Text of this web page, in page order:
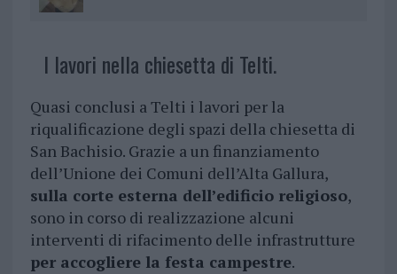
I lavori nella chiesetta di Telti.
Quasi conclusi a Telti i lavori per la
riqualificazione degli spazi della chiesetta di
San Bachisio. Grazie a un finanziamento
dell’Unione dei Comuni dell’Alta Gallura,
sulla corte esterna dell’edificio religioso,
sono in corso di realizzazione alcuni
interventi di rifacimento delle infrastrutture
per accogliere la festa campestre.